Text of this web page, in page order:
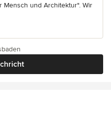
Mensch und Architektur". Wir